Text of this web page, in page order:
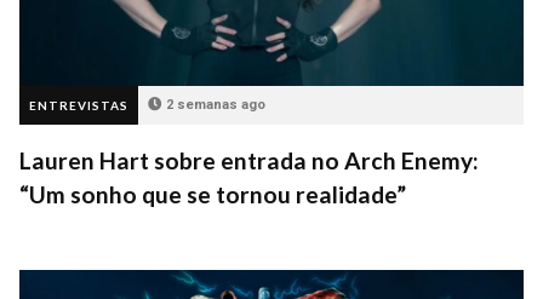
ENTREVISTAS 2 semanas ago
Lauren Hart sobre entrada no Arch Enemy:
“Um sonho que se tornou realidade”